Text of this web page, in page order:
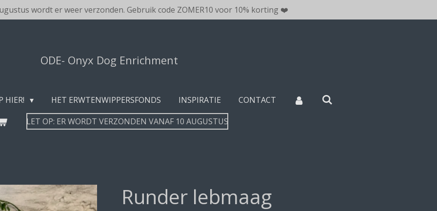
wordt er weer verzonden. Gebruik code ZOMER10 voor 10% korting ❤️
ODE- Onyx Dog Enrichment
HIER! HET ERWTENWIPPERSFONDS INSPIRATIE
CONTACT
LET OP: ER WORDT VERZONDEN VANAF 10 AUGUSTUS
Runder lebmaag